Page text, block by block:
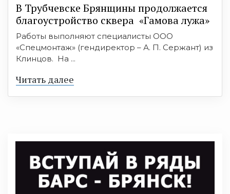
В Трубчевске Брянщины продолжается
благоустройство сквера «Гамова лужа»
Работы выполняют специалисты ООО
«Спецмонтаж» (гендиректор – А. П. Сержант) из
Клинцов. На ...
Читать далее